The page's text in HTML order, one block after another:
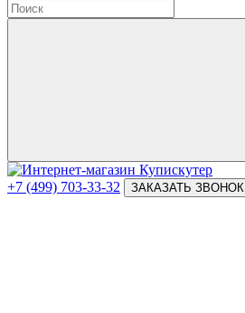
+7 (499) 703-33-32 ЗАКАЗАТЬ ЗВОНОК